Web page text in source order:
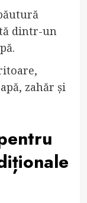
dintr-un
zahăr și